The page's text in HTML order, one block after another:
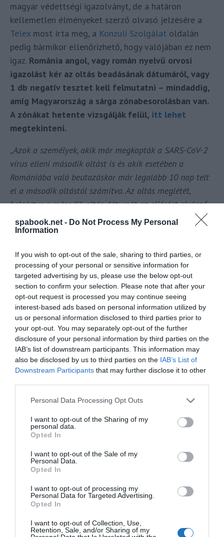
spabook.net - Do Not Process My Personal
Information
If you wish to opt-out of the sale, sharing to third parties, or
processing of your personal or sensitive information for
targeted advertising by us, please use the below opt-out
section to confirm your selection. Please note that after your
opt-out request is processed you may continue seeing
interest-based ads based on personal information utilized by
us or personal information disclosed to third parties prior to
your opt-out. You may separately opt-out of the further
disclosure of your personal information by third parties on the
IAB’s list of downstream participants. This information may
also be disclosed by us to third parties on the IAB’s List of
Downstream Participants that may further disclose it to other
Please note that this website/app uses one or more Google
not limited to your visit or usage behaviour. You may click to
grant or deny consent to Google and its third-party tags to
use your data for below specified purposes in below Google
consent section.
Personal Data Processing Opt Outs
I want to opt-out of the Sharing of my
personal data.
Opted In
I want to opt-out of the Sale of my
Personal Data.
Opted In
I want to opt-out of processing my
Personal Data for Targeted Advertising.
Opted In
I want to opt-out of Collection, Use,
Retention, Sale, and/or Sharing of my
magyar védettségi igazolványt, de a határon
kellemetlen élményeket szerző olvasó jelzésére a
Telexmost írta meg, a Konzuli Szolgálat oldalán
pedig bármikor ellenőrizhető, hogy valójában ez nem
igaz. Románia angol, vagy román nyelvű orvosi
igazolást kér az oltás beadásának dátumáról, vagy
1 db negatív tesztet kell felmutatni – mindaddig,
amíg Magyarország a sárga zónabesorolásban van.
A zónákat hetente vizsgálják felül, itt lehet
megtekinteni.
„Azok a személyek, akik már megkapták a SARS-CoV-2
vírus elleni második oltást is és akik esetében a
Romániába való beutazáskor már legalább 10 nap telt
el a második oltástól számítva. Az oltás meglétét,
beleértve a második oltás dátumát az eljárást elvégző
egészségügyi intézmény igazolása tartalmazza (Az
adatokat az igazoláson román, vagy angol nyelven is
be kell mutatni.)„
Érdekelnek az utazós hírek? Akkor Neked szól
aTurizmus hírekcsoport.
Ha útleírások, szállás vélemények érdekelnek, akkor
vár a Wellness, Utazás, Élményekcsoport.
Horvátország elfogadja ugyan a
védettségi igazolványt, de mellette
kell vinni az oltások dátumát igazoló
orvosi pecsétes papírt is.